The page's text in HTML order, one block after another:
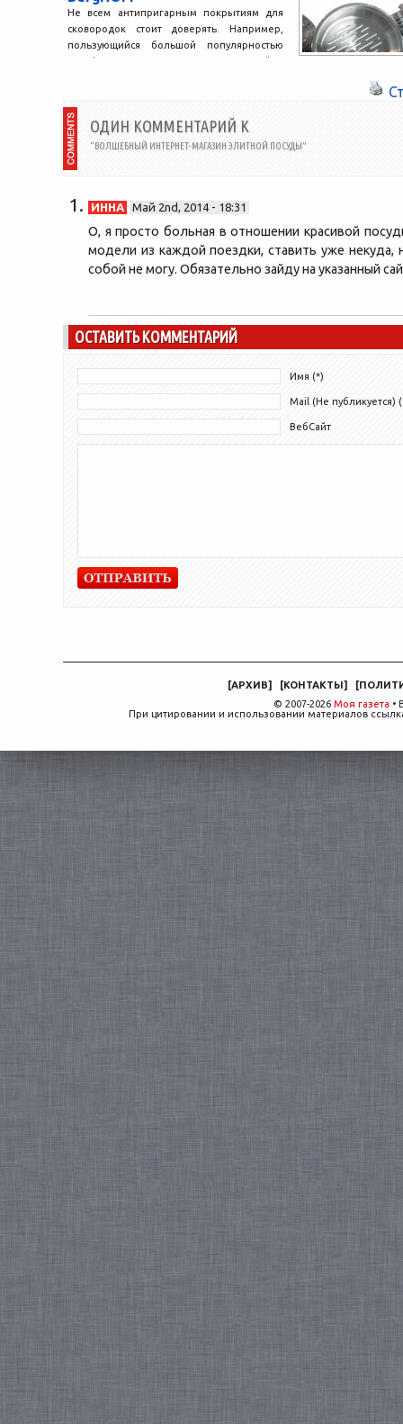
Не всем антипригарным покрытиям для
сковородок стоит доверять. Например,
пользующийся большой популярностью
вид фторополимерного покрытия крайне
ОДИН КОММЕНТАРИЙ К
“ВОЛШЕБНЫЙ ИНТЕРНЕТ-МАГАЗИН ЭЛИТНОЙ ПОСУДЫ”
ИННА Май 2nd, 2014 - 18:31
О, я просто больная в отношении красивой
модели из каждой поездки, ставить уже некуда,
собой не могу. Обязательно зайду на указанный
ОСТАВИТЬ КОММЕНТАРИЙ
Имя (*)
Mail (Не публикуется)
ВебСайт
[АРХИВ] [КОНТАКТЫ] [
© 2007-2026 Моя газета •
При цитировании и использовании материалов